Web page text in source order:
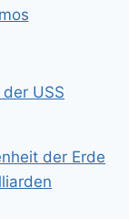
USS
der Erde